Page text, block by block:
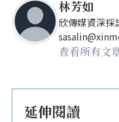
林芳如
欣傳媒資深採
查看所有文
延伸閱讀